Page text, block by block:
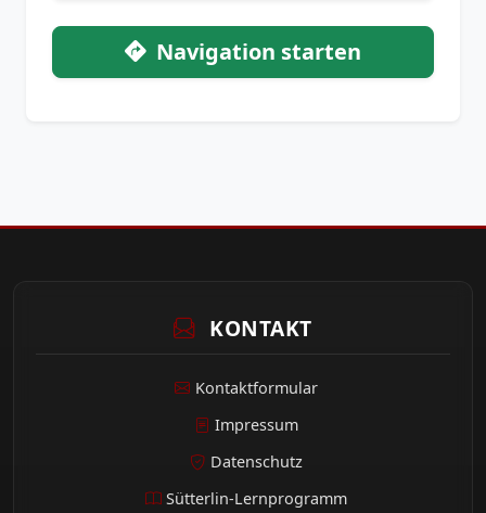
Navigation starten
KONTAKT
Kontaktformular
Impressum
Datenschutz
Sütterlin-Lernprogramm